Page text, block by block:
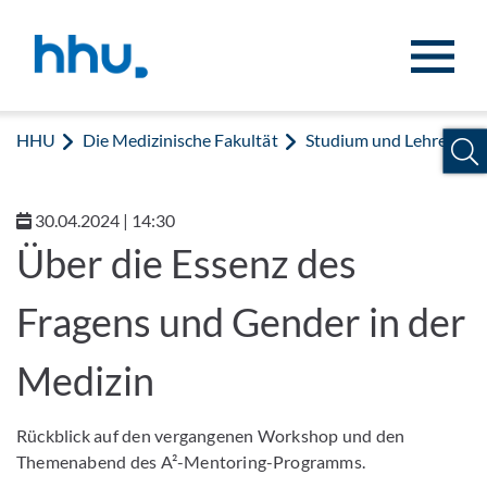
HHU Die Medizinische Fakultät Studium und Lehre
30.04.2024 | 14:30
Über die Essenz des
Fragens und Gender in der
Medizin
Rückblick auf den vergangenen Workshop und den
Themenabend des A²-Mentoring-Programms.